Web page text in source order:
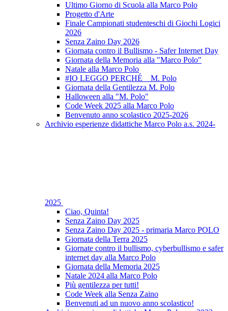
Ultimo Giorno di Scuola alla Marco Polo
Progetto d'Arte
Finale Campionati studenteschi di Giochi Logici
2026
Senza Zaino Day 2026
Giornata contro il Bullismo - Safer Internet Day
Giornata della Memoria alla "Marco Polo"
Natale alla Marco Polo
#IO LEGGO PERCHÉ _ M. Polo
Giornata della Gentilezza M. Polo
Halloween alla "M. Polo"
Code Week 2025 alla Marco Polo
Benvenuto anno scolastico 2025-2026
Archivio esperienze didattiche Marco Polo a.s. 2024-
2025
Ciao, Quinta!
Senza Zaino Day 2025
Senza Zaino Day 2025 - primaria Marco POLO
Giornata della Terra 2025
Giornate contro il bullismo, cyberbullismo e safer
internet day alla Marco Polo
Giornata della Memoria 2025
Natale 2024 alla Marco Polo
Più gentilezza per tutti!
Code Week alla Senza Zaino
Benvenuti ad un nuovo anno scolastico!